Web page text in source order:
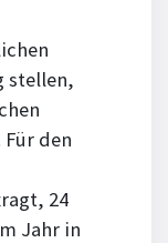
stellen,
Für den
24
Jahr in